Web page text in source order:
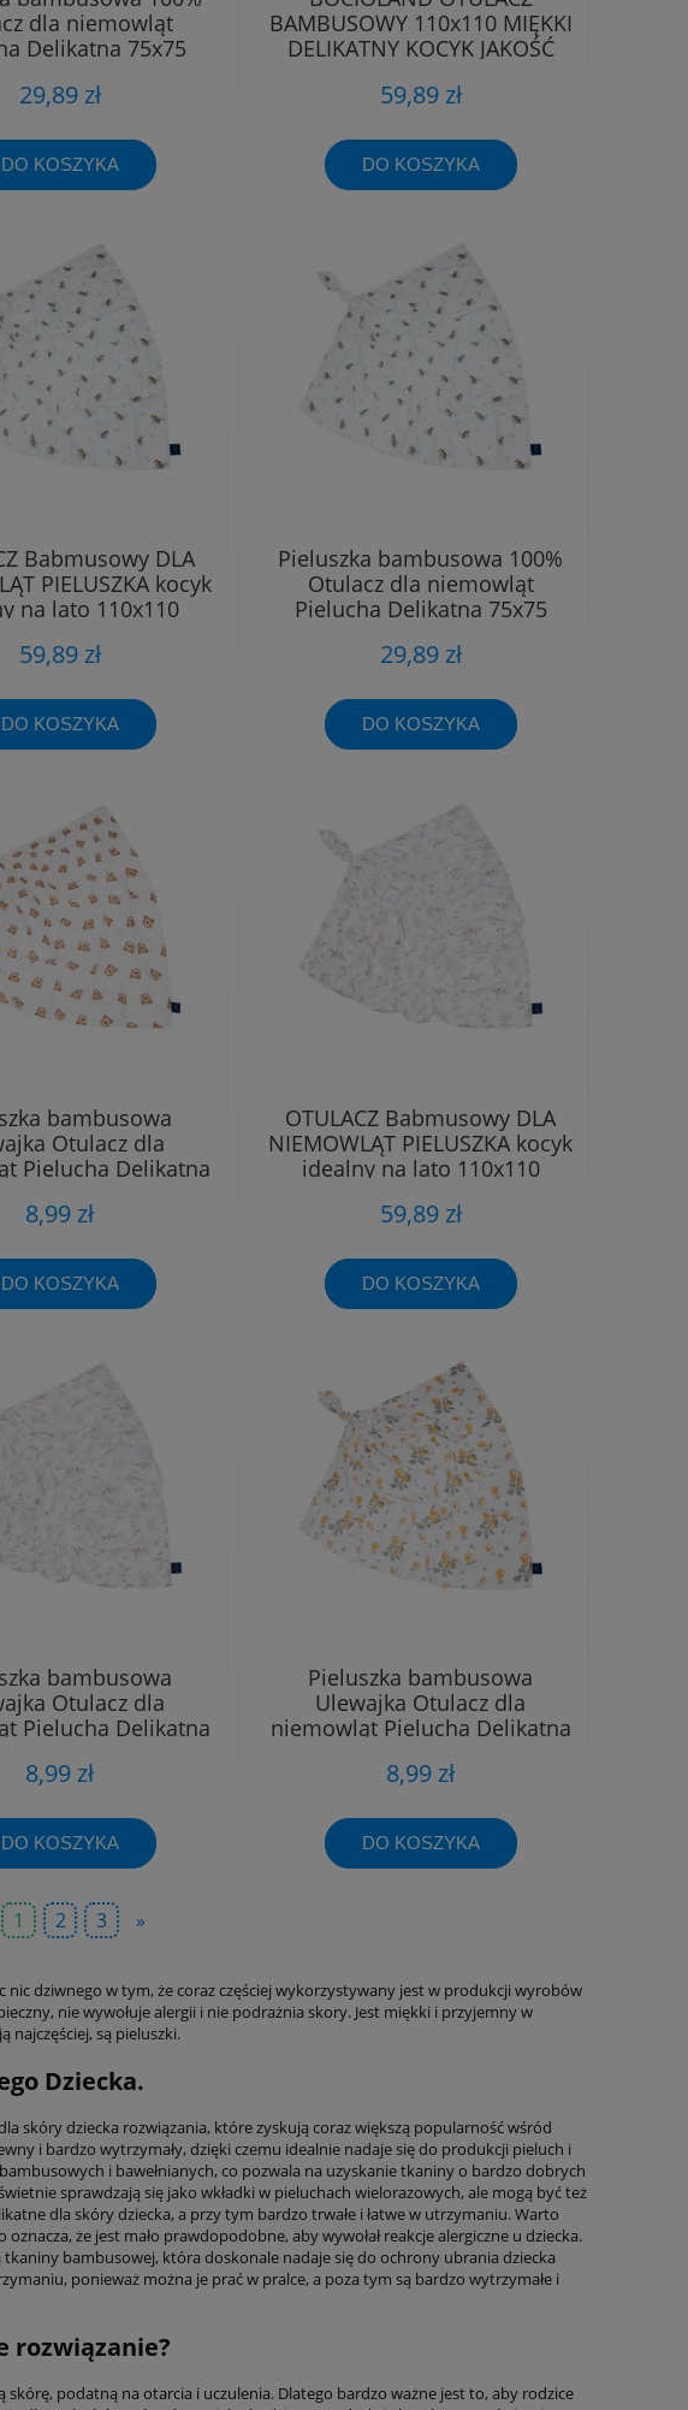
dla niemowląt
Delikatna 75x75
29,89 zł
DO KOSZYKA
BAMBUSOWY 110x110 MIĘKKI
DELIKATNY KOCYK JAKOŚĆ
59,89 zł
DO KOSZYKA
Babmusowy DLA
PIELUSZKA kocyk
na lato 110x110
59,89 zł
DO KOSZYKA
Pieluszka bambusowa 100%
Otulacz dla niemowląt
Pielucha Delikatna 75x75
29,89 zł
DO KOSZYKA
bambusowa
Otulacz dla
Pielucha Delikatna
8,99 zł
DO KOSZYKA
OTULACZ Babmusowy DLA
NIEMOWLĄT PIELUSZKA kocyk
idealny na lato 110x110
59,89 zł
DO KOSZYKA
bambusowa
Otulacz dla
Pielucha Delikatna
8,99 zł
DO KOSZYKA
Pieluszka bambusowa
Ulewajka Otulacz dla
niemowląt Pielucha Delikatna
8,99 zł
DO KOSZYKA
1 2 3 »
dziwnego w tym, że coraz częściej wykorzystywany jest w produkcji wyrobów
nie wywołuje alergii i nie podrażnia skory. Jest miękki i przyjemny w
najczęściej, są pieluszki.
Dziecka.
skóry dziecka rozwiązania, które zyskują coraz większą popularność wśród
i bardzo wytrzymały, dzięki czemu idealnie nadaje się do produkcji pieluch i
i bawełnianych, co pozwala na uzyskanie tkaniny o bardzo dobrych
sprawdzają się jako wkładki w pieluchach wielorazowych, ale mogą być też
dla skóry dziecka, a przy tym bardzo trwałe i łatwe w utrzymaniu. Warto
że jest mało prawdopodobne, aby wywołał reakcje alergiczne u dziecka.
bambusowej, która doskonale nadaje się do ochrony ubrania dziecka
ponieważ można je prać w pralce, a poza tym są bardzo wytrzymałe i
rozwiązanie?
podatną na otarcia i uczulenia. Dlatego bardzo ważne jest to, aby rodzice